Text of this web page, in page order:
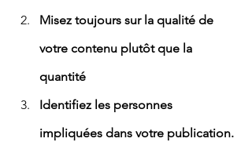
Misez toujours sur la qualité de
votre contenu plutôt que la
quantité
Identifiez les personnes
impliquées dans votre publication.